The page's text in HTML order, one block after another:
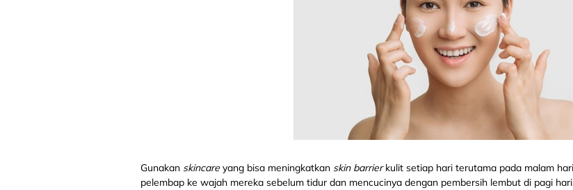
Gunakan skincare yang bisa meningkatkan skin barrierkulit setiap hari terutama pada malam
pelembap ke wajah mereka sebelum tidur dan mencucinya dengan pembersih lembut di pagi